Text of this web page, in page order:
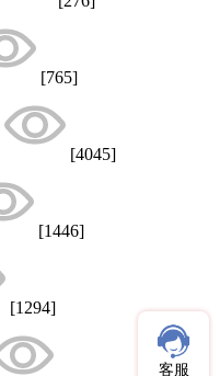
[765]
[4045]
[1446]
[1294]
客服